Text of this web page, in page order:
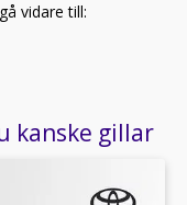
vidare till:
kanske gillar